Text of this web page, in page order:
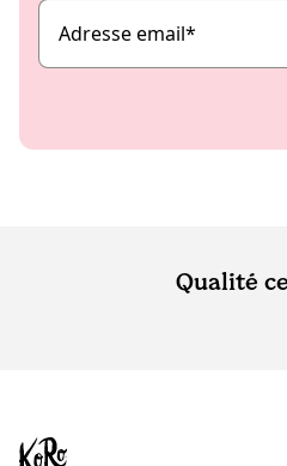
Adresse email*
Qualité